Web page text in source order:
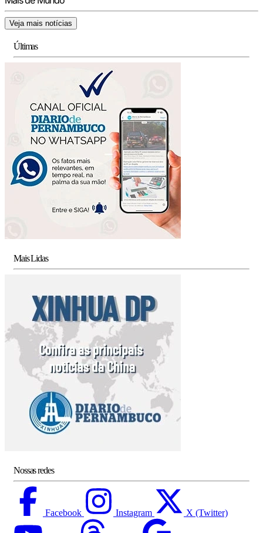
Veja mais notícias
Últimas
Mais Lidas
Nossas redes
Facebook Instagram X (Twitter)